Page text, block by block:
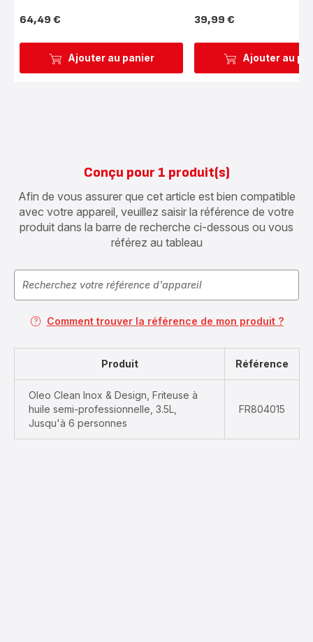
Ajouter au panier
Prix
64,49 €
Ajouter au
Prix
39,99 €
Conçu pour 1 produit(s)
Afin de vous assurer que cet article est bien compatible
avec votre appareil, veuillez saisir la référence de votre
produit dans la barre de recherche ci-dessous ou vous
référez au tableau
Comment trouver la référence de mon produit ?
Produit Référence
Oleo Clean Inox & Design, Friteuse à
huile semi-professionnelle, 3.5L,
Jusqu'à 6 personnes
FR804015